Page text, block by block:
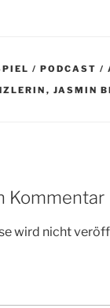
/ PODCAST /
, JASMIN
Kommentar
wird nicht